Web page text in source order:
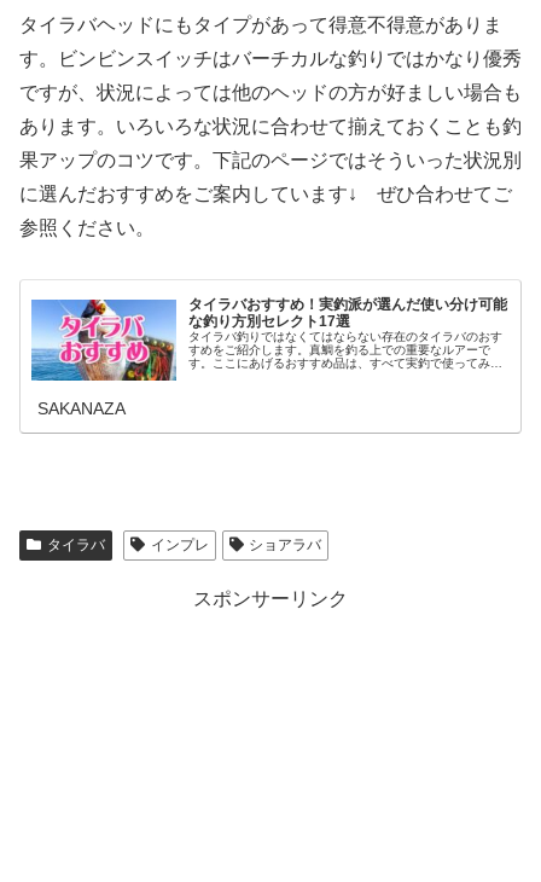
タイラバヘッドにもタイプがあって得意不得意がありま
す。ビンビンスイッチはバーチカルな釣りではかなり優秀
ですが、状況によっては他のヘッドの方が好ましい場合も
あります。いろいろな状況に合わせて揃えておくことも釣
果アップのコツです。下記のページではそういった状況別
に選んだおすすめをご案内しています↓ ぜひ合わせてご
参照ください。
タイラバおすすめ！実釣派が選んだ使い分け可能
な釣り方別セレクト17選
タイラバ釣りではなくてはならない存在のタイラバのおす
すめをご紹介します。真鯛を釣る上での重要なルアーで
す。ここにあげるおすすめ品は、すべて実釣で使ってみ
SAKANAZA
タイラバ インプレ ショアラバ
スポンサーリンク